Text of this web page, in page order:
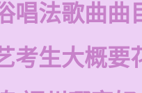
唱法歌曲曲
考生大概要